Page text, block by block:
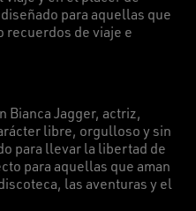
para aquellas que
de viaje e
Bianca Jagger, actriz,
libre, orgulloso y sin
para llevar la libertad de
para aquellas que aman
las aventuras y el